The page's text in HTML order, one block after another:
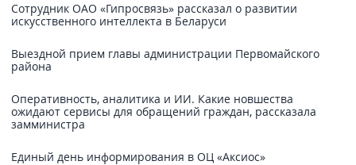
Сотрудник ОАО «Гипросвязь» рассказал о развитии
искусственного интеллекта в Беларуси
Выездной прием главы администрации Первомайского
района
Оперативность, аналитика и ИИ. Какие новшества
ожидают сервисы для обращений граждан, рассказала
замминистра
Единый день информирования в ОЦ «Аксиос»